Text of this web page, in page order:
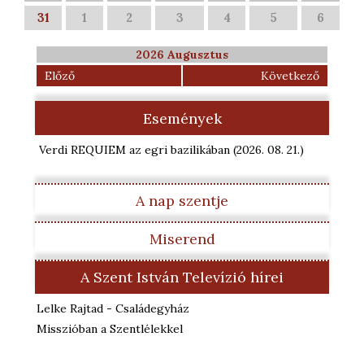
31
1 2 3 4 5 6
2026 Augusztus
Előző
Következő
Események
Verdi REQUIEM az egri bazilikában (2026. 08. 21.)
A nap szentje
Miserend
A Szent István Televízió hírei
Lelke Rajtad - Családegyház
Misszióban a Szentlélekkel